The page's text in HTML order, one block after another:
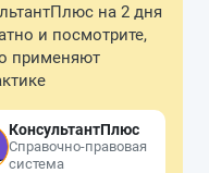
на 2 дня
и посмотрите,
применяют
КонсультантПлюс
Справочно-правовая
система